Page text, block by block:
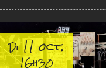
Di11 oct.
16h30